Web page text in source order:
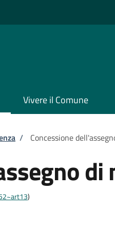
Vivere il Comune
/ Concessione
)